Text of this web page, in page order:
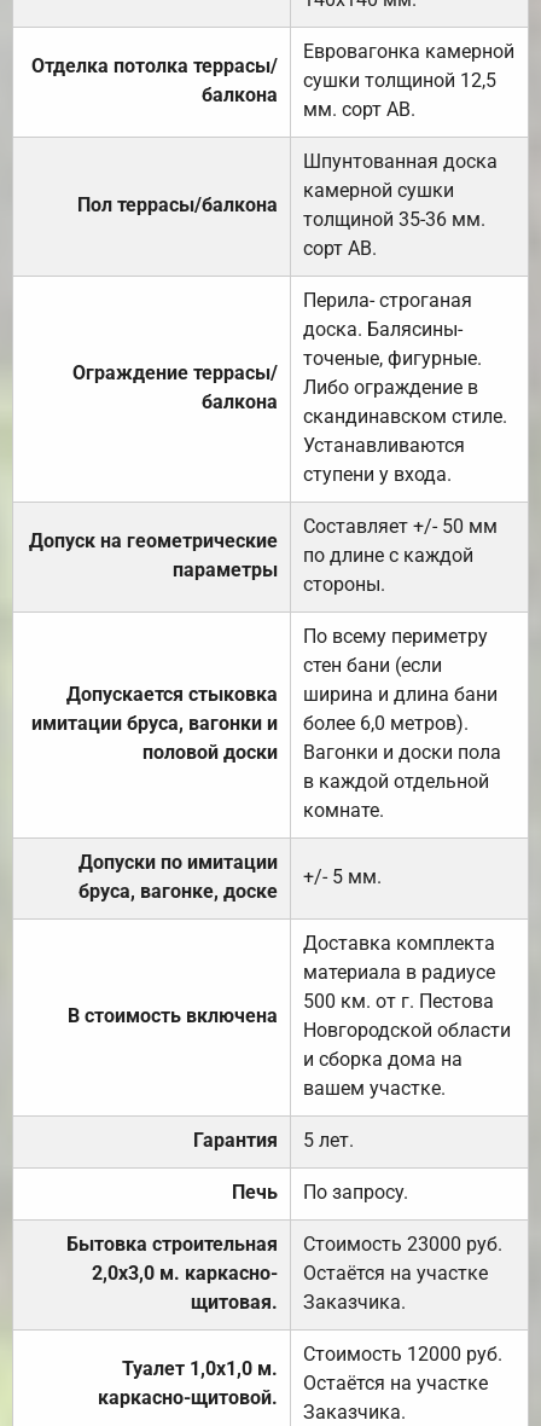
Отделка потолка террасы/
балкона
Евровагонка камерной
сушки толщиной 12,5
мм. сорт АВ.
Пол террасы/балкона
Шпунтованная доска
камерной сушки
толщиной 35-36 мм.
сорт АВ.
Ограждение террасы/
балкона
Перила- строганая
доска. Балясины-
точеные, фигурные.
Либо ограждение в
скандинавском стиле.
Устанавливаются
ступени у входа.
Допуск на геометрические
параметры
Составляет +/- 50 мм
по длине с каждой
стороны.
Допускается стыковка
имитации бруса, вагонки и
половой доски
По всему периметру
стен бани (если
ширина и длина бани
более 6,0 метров).
Вагонки и доски пола
в каждой отдельной
комнате.
Допуски по имитации
бруса, вагонке, доске
+/- 5 мм.
В стоимость включена
Доставка комплекта
материала в радиусе
500 км. от г. Пестова
Новгородской области
и сборка дома на
вашем участке.
Гарантия 5 лет.
Печь По запросу.
Бытовка строительная
2,0х3,0 м. каркасно-
щитовая.
Стоимость 23000 руб.
Остаётся на участке
Заказчика.
Туалет 1,0х1,0 м.
каркасно-щитовой.
Стоимость 12000 руб.
Остаётся на участке
Заказчика.